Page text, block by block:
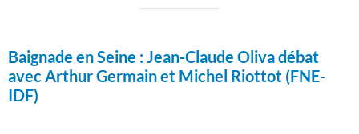
Baignade en Seine :Jean-Claude Oliva débat
avec Arthur Germain et Michel Riottot (FNE-
IDF)